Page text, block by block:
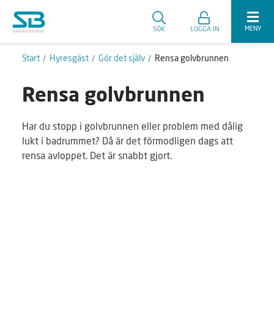
SÖK LOGGA IN MENY
Start Hyresgäst Gör det själv Rensa golvbrunnen
Rensa golvbrunnen
Har du stopp i golvbrunnen eller problem med dålig
lukt i badrummet? Då är det förmodligen dags att
rensa avloppet. Det är snabbt gjort.